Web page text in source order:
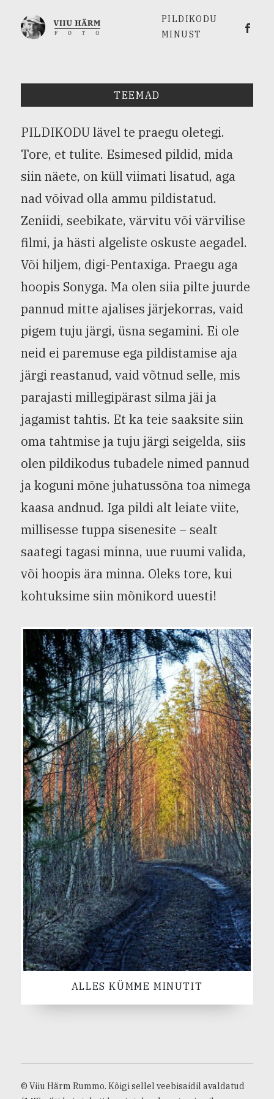
PILDIKODU
MINUST
Viiu
TEEMAD
PILDIKODU lävel te praegu oletegi.
Tore, et tulite. Esimesed pildid, mida
siin näete, on küll viimati lisatud, aga
nad võivad olla ammu pildistatud.
Zeniidi, seebikate, värvitu või värvilise
filmi, ja hästi algeliste oskuste aegadel.
Või hiljem, digi-Pentaxiga. Praegu aga
hoopis Sonyga. Ma olen siia pilte juurde
pannud mitte ajalises järjekorras, vaid
pigem tuju järgi, üsna segamini. Ei ole
neid ei paremuse ega pildistamise aja
järgi reastanud, vaid võtnud selle, mis
parajasti millegipärast silma jäi ja
jagamist tahtis. Et ka teie saaksite siin
oma tahtmise ja tuju järgi seigelda, siis
olen pildikodus tubadele nimed pannud
ja koguni mõne juhatussõna toa nimega
kaasa andnud. Iga pildi alt leiate viite,
millisesse tuppa sisenesite – sealt
saategi tagasi minna, uue ruumi valida,
või hoopis ära minna. Oleks tore, kui
kohtuksime siin mõnikord uuesti!
ALLES KÜMME MINUTIT
© Viiu Härm Rummo. Kõigi sellel veebisaidil avaldatud